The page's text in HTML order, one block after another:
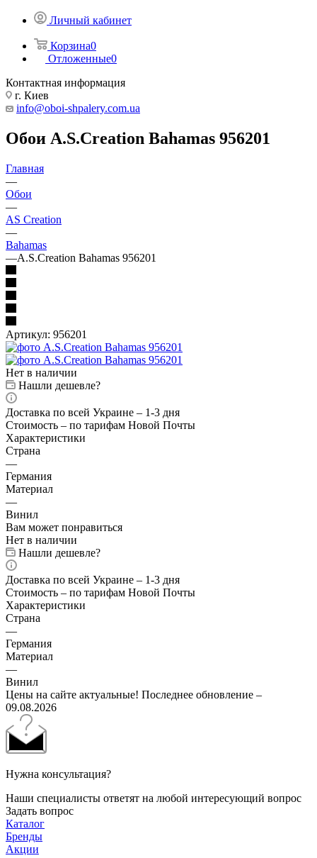
Личный кабинет
Корзина0
Отложенные0
Контактная информация
г. Киев
info@oboi-shpalery.com.ua
Обои A.S.Creation Bahamas 956201
Главная
—
Обои
—
AS Creation
—
Bahamas
—A.S.Creation Bahamas 956201
Артикул: 956201
Нет в наличии
Нашли дешевле?
Доставка по всей Украине – 1-3 дня
Стоимость – по тарифам Новой Почты
Характеристики
Страна
—
Германия
Материал
—
Винил
Вам может понравиться
Нет в наличии
Нашли дешевле?
Доставка по всей Украине – 1-3 дня
Стоимость – по тарифам Новой Почты
Характеристики
Страна
—
Германия
Материал
—
Винил
Цены на сайте актуальные! Последнее обновление –
09.08.2026
Нужна консультация?
Наши специалисты ответят на любой интересующий вопрос
Задать вопрос
Каталог
Бренды
Акции